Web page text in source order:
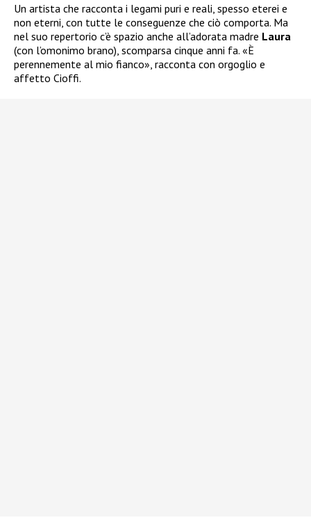
Un artista che racconta i legami puri e reali, spesso eterei e
non eterni, con tutte le conseguenze che ciò comporta. Ma
nel suo repertorio c’è spazio anche all’adorata madre Laura
(con l’omonimo brano), scomparsa cinque anni fa. «È
perennemente al mio fianco», racconta con orgoglio e
affetto Cioffi.